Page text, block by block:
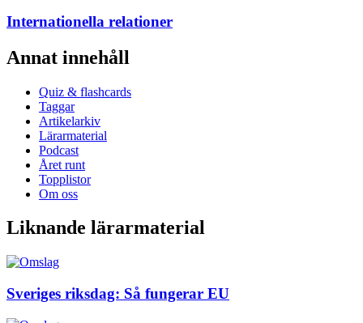
Internationella relationer
Annat innehåll
Quiz & flashcards
Taggar
Artikelarkiv
Lärarmaterial
Podcast
Året runt
Topplistor
Om oss
Liknande lärarmaterial
Sveriges riksdag: Så fungerar EU